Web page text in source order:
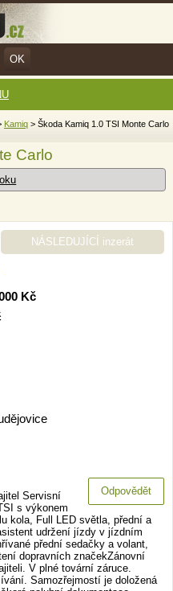
Kamiq > Škoda Kamiq 1.0 TSI Monte Carlo
Carlo
NÁSLEDUJÍCÍ inzerát
Kč
Odpovědět
Servisní
s výkonem
kola, Full LED světla, přední a
udržení jízdy v jízdním
přední sedačky a volant,
dopravních značekZánovní
V plné tovární záruce.
Samozřejmostí je doložená